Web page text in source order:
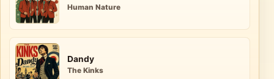
Human Nature
Dandy
The Kinks